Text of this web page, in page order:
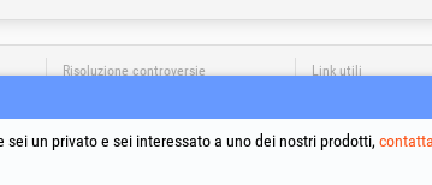
Risoluzione controversie Link utili
Trattamento dei
Informativa sull’uso
un privato e sei interessato a uno dei nostri prodotti,